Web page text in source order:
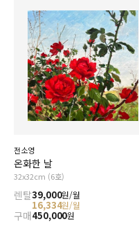
전소영
온화한 날
32x32cm (6호)
렌탈39,000원/월
16,334원/월
구매450,000원